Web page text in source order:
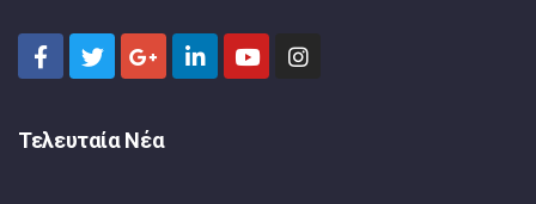
Τελευταία Νέα